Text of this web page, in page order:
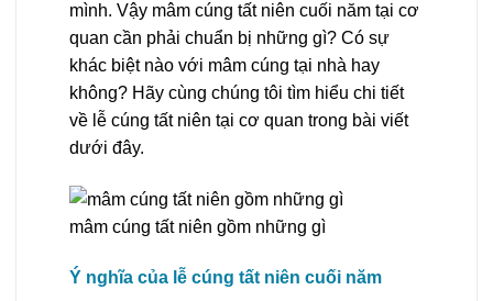
mình. Vậy mâm cúng tất niên cuối năm tại cơ
quan cần phải chuẩn bị những gì? Có sự
khác biệt nào với mâm cúng tại nhà hay
không? Hãy cùng chúng tôi tìm hiểu chi tiết
về lễ cúng tất niên tại cơ quan trong bài viết
dưới đây.
mâm cúng tất niên gồm những gì
Ý nghĩa của lễ cúng tất niên cuối năm